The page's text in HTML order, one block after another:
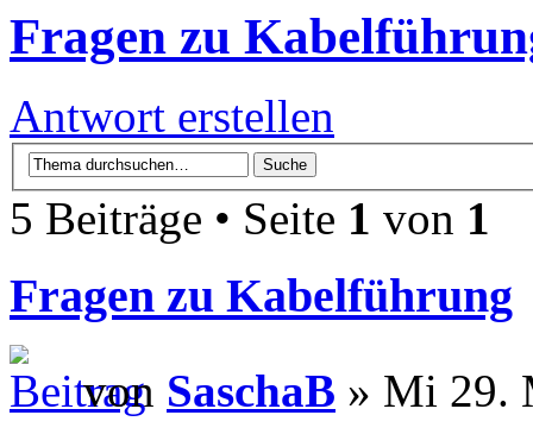
Fragen zu
Antwort erstellen
5 Beiträge • Seite 1 von 1
Fragen zu Kabelführung
von SaschaB » Mi 29.